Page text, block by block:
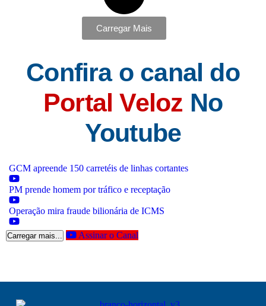
Carregar Mais
Confira o canal do
Portal Veloz No
Youtube
GCM apreende 150 carretéis de linhas cortantes
PM prende homem por tráfico e receptação
Operação mira fraude bilionária de ICMS
Carregar mais... Assinar o Canal